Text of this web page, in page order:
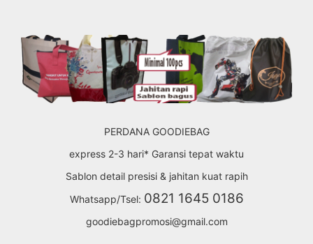
content
PERDANA GOODIEBAG
express 2-3 hari* Garansi tepat waktu
Sablon detail presisi & jahitan kuat rapih
Whatsapp/Tsel: 0821 1645 0186
goodiebagpromosi@gmail.com